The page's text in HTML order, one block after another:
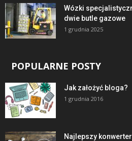
Wózki
dwie butle gazowe
1 grudnia 2025
POPULARNE POSTY
Jak założyć bloga?
1 grudnia 2016
Najlepszy